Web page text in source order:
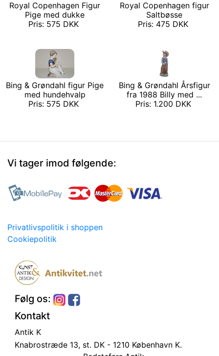
Royal Copenhagen Figur
Pige med dukke
Pris: 575 DKK
Royal Copenhagen figur
Saltbøsse
Pris: 475 DKK
Bing & Grøndahl figur Pige
med hundehvalp
Pris: 575 DKK
Bing & Grøndahl Årsfigur
fra 1988 Billy med ...
Pris: 1.200 DKK
Vi tager imod følgende:
Privatlivspolitik i shoppen
Cookiepolitik
Følg os:
Kontakt
Antik K
Knabrostræde 13, st. DK - 1210 København K.